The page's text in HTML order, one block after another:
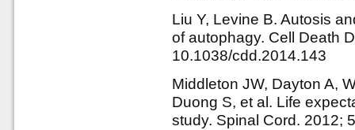
Liu Y, Levine B. Autosis
of autophagy. Cell Death
10.1038/cdd.2014.143
Middleton JW, Dayton A,
Duong S, et al. Life
study. Spinal Cord. 2012;